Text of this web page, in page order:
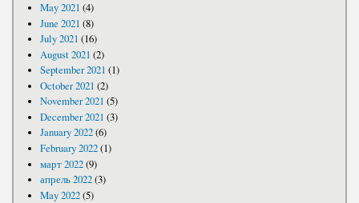
May 2021 (4)
June 2021 (8)
July 2021 (16)
August 2021 (2)
September 2021 (1)
October 2021 (2)
November 2021 (5)
December 2021 (3)
January 2022(6)
February 2022(1)
март 2022(9)
апрель 2022(3)
May 2022(5)